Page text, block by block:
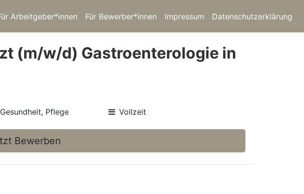
Arbeitgeber*innen Für Bewerber*innen Impressum Datenschutzerklärung
(m/w/d) Gastroenterologie in
Pflege Vollzeit
Bewerben